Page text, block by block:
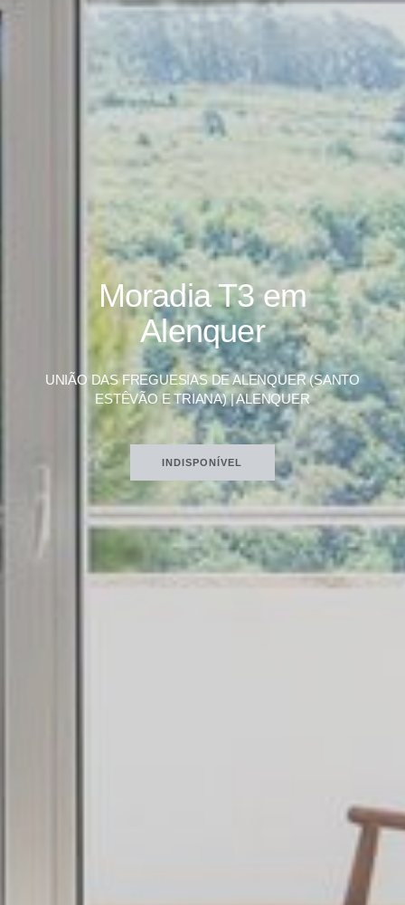
Moradia T3 em
Alenquer
UNIÃO DAS FREGUESIAS DE ALENQUER (SANTO
ESTÊVÃO E TRIANA) | ALENQUER
INDISPONÍVEL